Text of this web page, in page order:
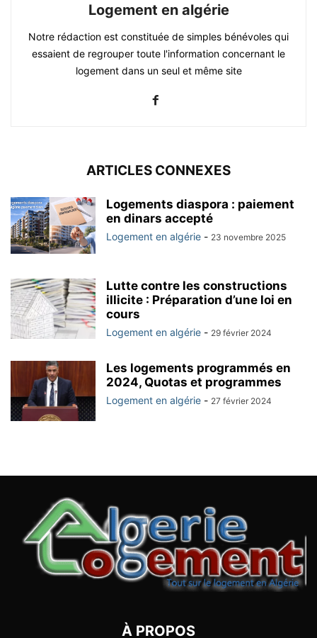
Logement en algérie
Notre rédaction est constituée de simples bénévoles qui
essaient de regrouper toute l'information concernant le
logement dans un seul et même site
ARTICLES CONNEXES
Logements diaspora : paiement
en dinars accepté
Logement en algérie - 23 novembre 2025
Lutte contre les constructions
illicite : Préparation d’une loi en
cours
Logement en algérie - 29 février 2024
Les logements programmés en
2024, Quotas et programmes
Logement en algérie - 27 février 2024
À PROPOS